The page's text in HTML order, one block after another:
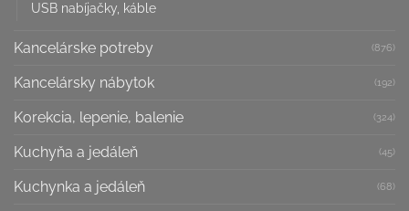
USB nabíjačky, káble
Kancelárske potreby (876)
Kancelársky nábytok (192)
Korekcia, lepenie, balenie (324)
Kuchyňa a jedáleň (45)
Kuchynka a jedáleň (68)